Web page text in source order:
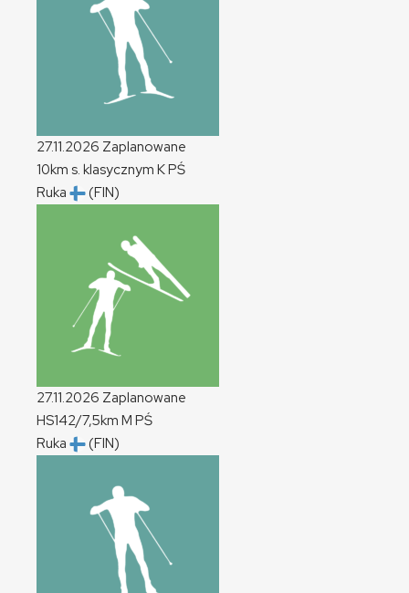
27.11.2026 Zaplanowane
10km s. klasycznym KPŚ
Ruka
(FIN)
27.11.2026 Zaplanowane
HS142/7,5km M PŚ
Ruka
(FIN)